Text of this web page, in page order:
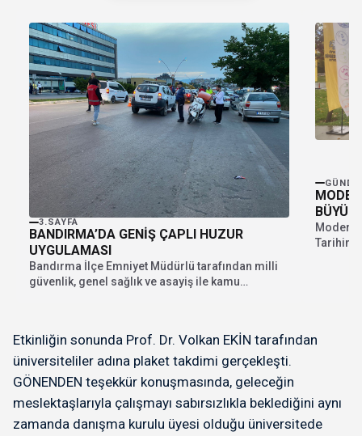
3.SAYFA
BANDIRMA’DA GENİŞ ÇAPLI HUZUR
UYGULAMASI
Bandırma İlçe Emniyet Müdürlü tarafından milli
güvenlik, genel sağlık ve asayiş ile kamu
BÜYÜK
Modern
Etkinliğin sonunda Prof. Dr. Volkan EKİN tarafından
üniversiteliler adına plaket takdimi gerçekleşti.
GÖNENDEN teşekkür konuşmasında, geleceğin
meslektaşlarıyla çalışmayı sabırsızlıkla beklediğini aynı
zamanda danışma kurulu üyesi olduğu üniversitede